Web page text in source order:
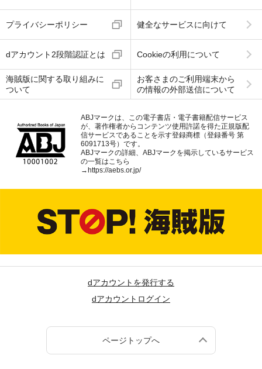
プライバシーポリシー 健全なサービスに向けて
dアカウント2段階認証とは Cookieの利用について
海賊版に関する取り組みに
ついて
お客さまのご利用端末から
の情報の外部送信について
ABJマークは、この電子書店・電子書籍配信サービス
が、著作権者からコンテンツ使用許諾を得た正規版配
信サービスであることを示す登録商標（登録番号 第
6091713号）です。
ABJマークの詳細、ABJマークを掲示しているサービス
の一覧はこちら
→https://aebs.or.jp/
dアカウントを発行する
dアカウントログイン
ページトップへ